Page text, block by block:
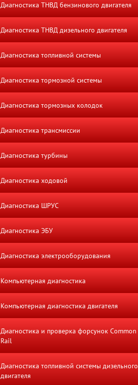
Диагностика ТНВД бензинового двигателя
Диагностика ТНВД дизельного двигателя
Диагностика топливной системы
Диагностика тормозной системы
Диагностика тормозных колодок
Диагностика трансмиссии
Диагностика турбины
Диагностика ходовой
Диагностика ШРУС
Диагностика ЭБУ
Диагностика электрооборудования
Компьютерная диагностика
Компьютерная диагностика двигателя
Диагностика и проверка форсунок Common
Rail
Диагностика топливной системы дизельного
двигателя